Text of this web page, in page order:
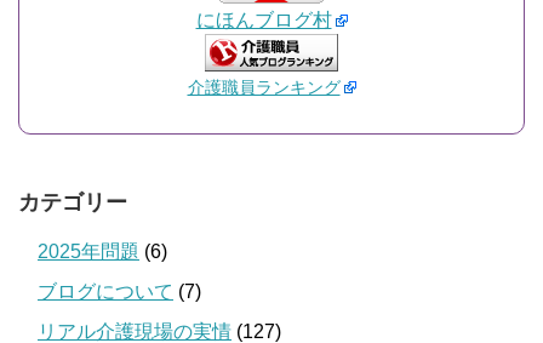
にほんブログ村
介護職員ランキング
カテゴリー
2025年問題 (6)
ブログについて (7)
リアル介護現場の実情 (127)